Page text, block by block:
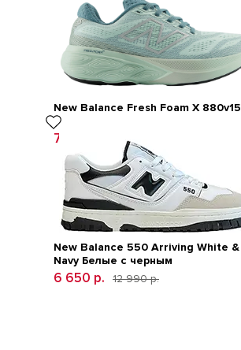
New Balance Fresh Foam X 880v15
Green
7 490 р. 18 990 р.
New Balance 550 Arriving White &
Navy Белые с черным
6 650 р. 12 990 р.